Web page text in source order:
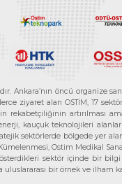
Ankara’nın öncü organize
alan OSTİM, 17
artırılması
kauçuk teknolojileri
sektörlerde bölgede yer
Ostim Medikal
sektör içinde bir
bir örnek ve ilham